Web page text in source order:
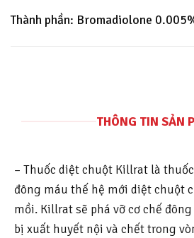
Thành phần: Bromadiolone
THÔNG TIN SẢN
– Thuốc diệt chuột Killrat là
đông máu thế hệ mới diệt chuột
mồi. Killrat sẽ phá vỡ cơ chế
bị xuất huyết nội và chết trong